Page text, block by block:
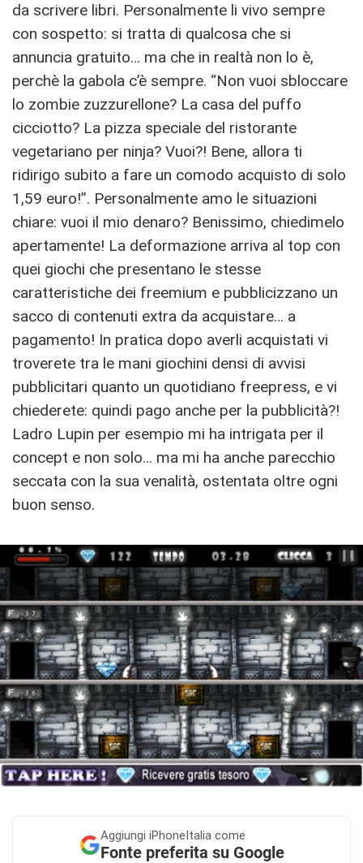
da scrivere libri. Personalmente li vivo sempre
con sospetto: si tratta di qualcosa che si
annuncia gratuito… ma che in realtà non lo è,
perchè la gabola c’è sempre. “Non vuoi sbloccare
lo zombie zuzzurellone? La casa del puffo
cicciotto? La pizza speciale del ristorante
vegetariano per ninja? Vuoi?! Bene, allora ti
ridirigo subito a fare un comodo acquisto di solo
1,59 euro!”. Personalmente amo le situazioni
chiare: vuoi il mio denaro? Benissimo, chiedimelo
apertamente! La deformazione arriva al top con
quei giochi che presentano le stesse
caratteristiche dei freemium e pubblicizzano un
sacco di contenuti extra da acquistare… a
pagamento! In pratica dopo averli acquistati vi
troverete tra le mani giochini densi di avvisi
pubblicitari quanto un quotidiano freepress, e vi
chiederete: quindi pago anche per la pubblicità?!
Ladro Lupin per esempio mi ha intrigata per il
concept e non solo… ma mi ha anche parecchio
seccata con la sua venalità, ostentata oltre ogni
buon senso.
Aggiungi iPhoneItalia come
Fonte preferita su Google